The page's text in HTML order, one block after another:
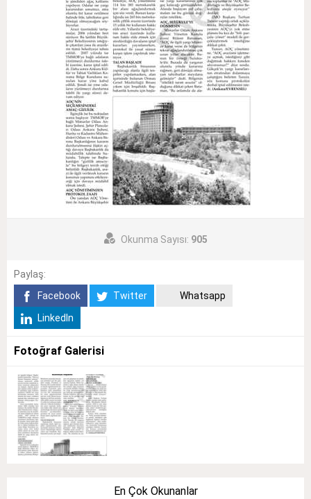
Okunma Sayısı: 905
Paylaş:
Facebook
Twitter
Whatsapp
LinkedIn
Fotoğraf Galerisi
En Çok Okunanlar